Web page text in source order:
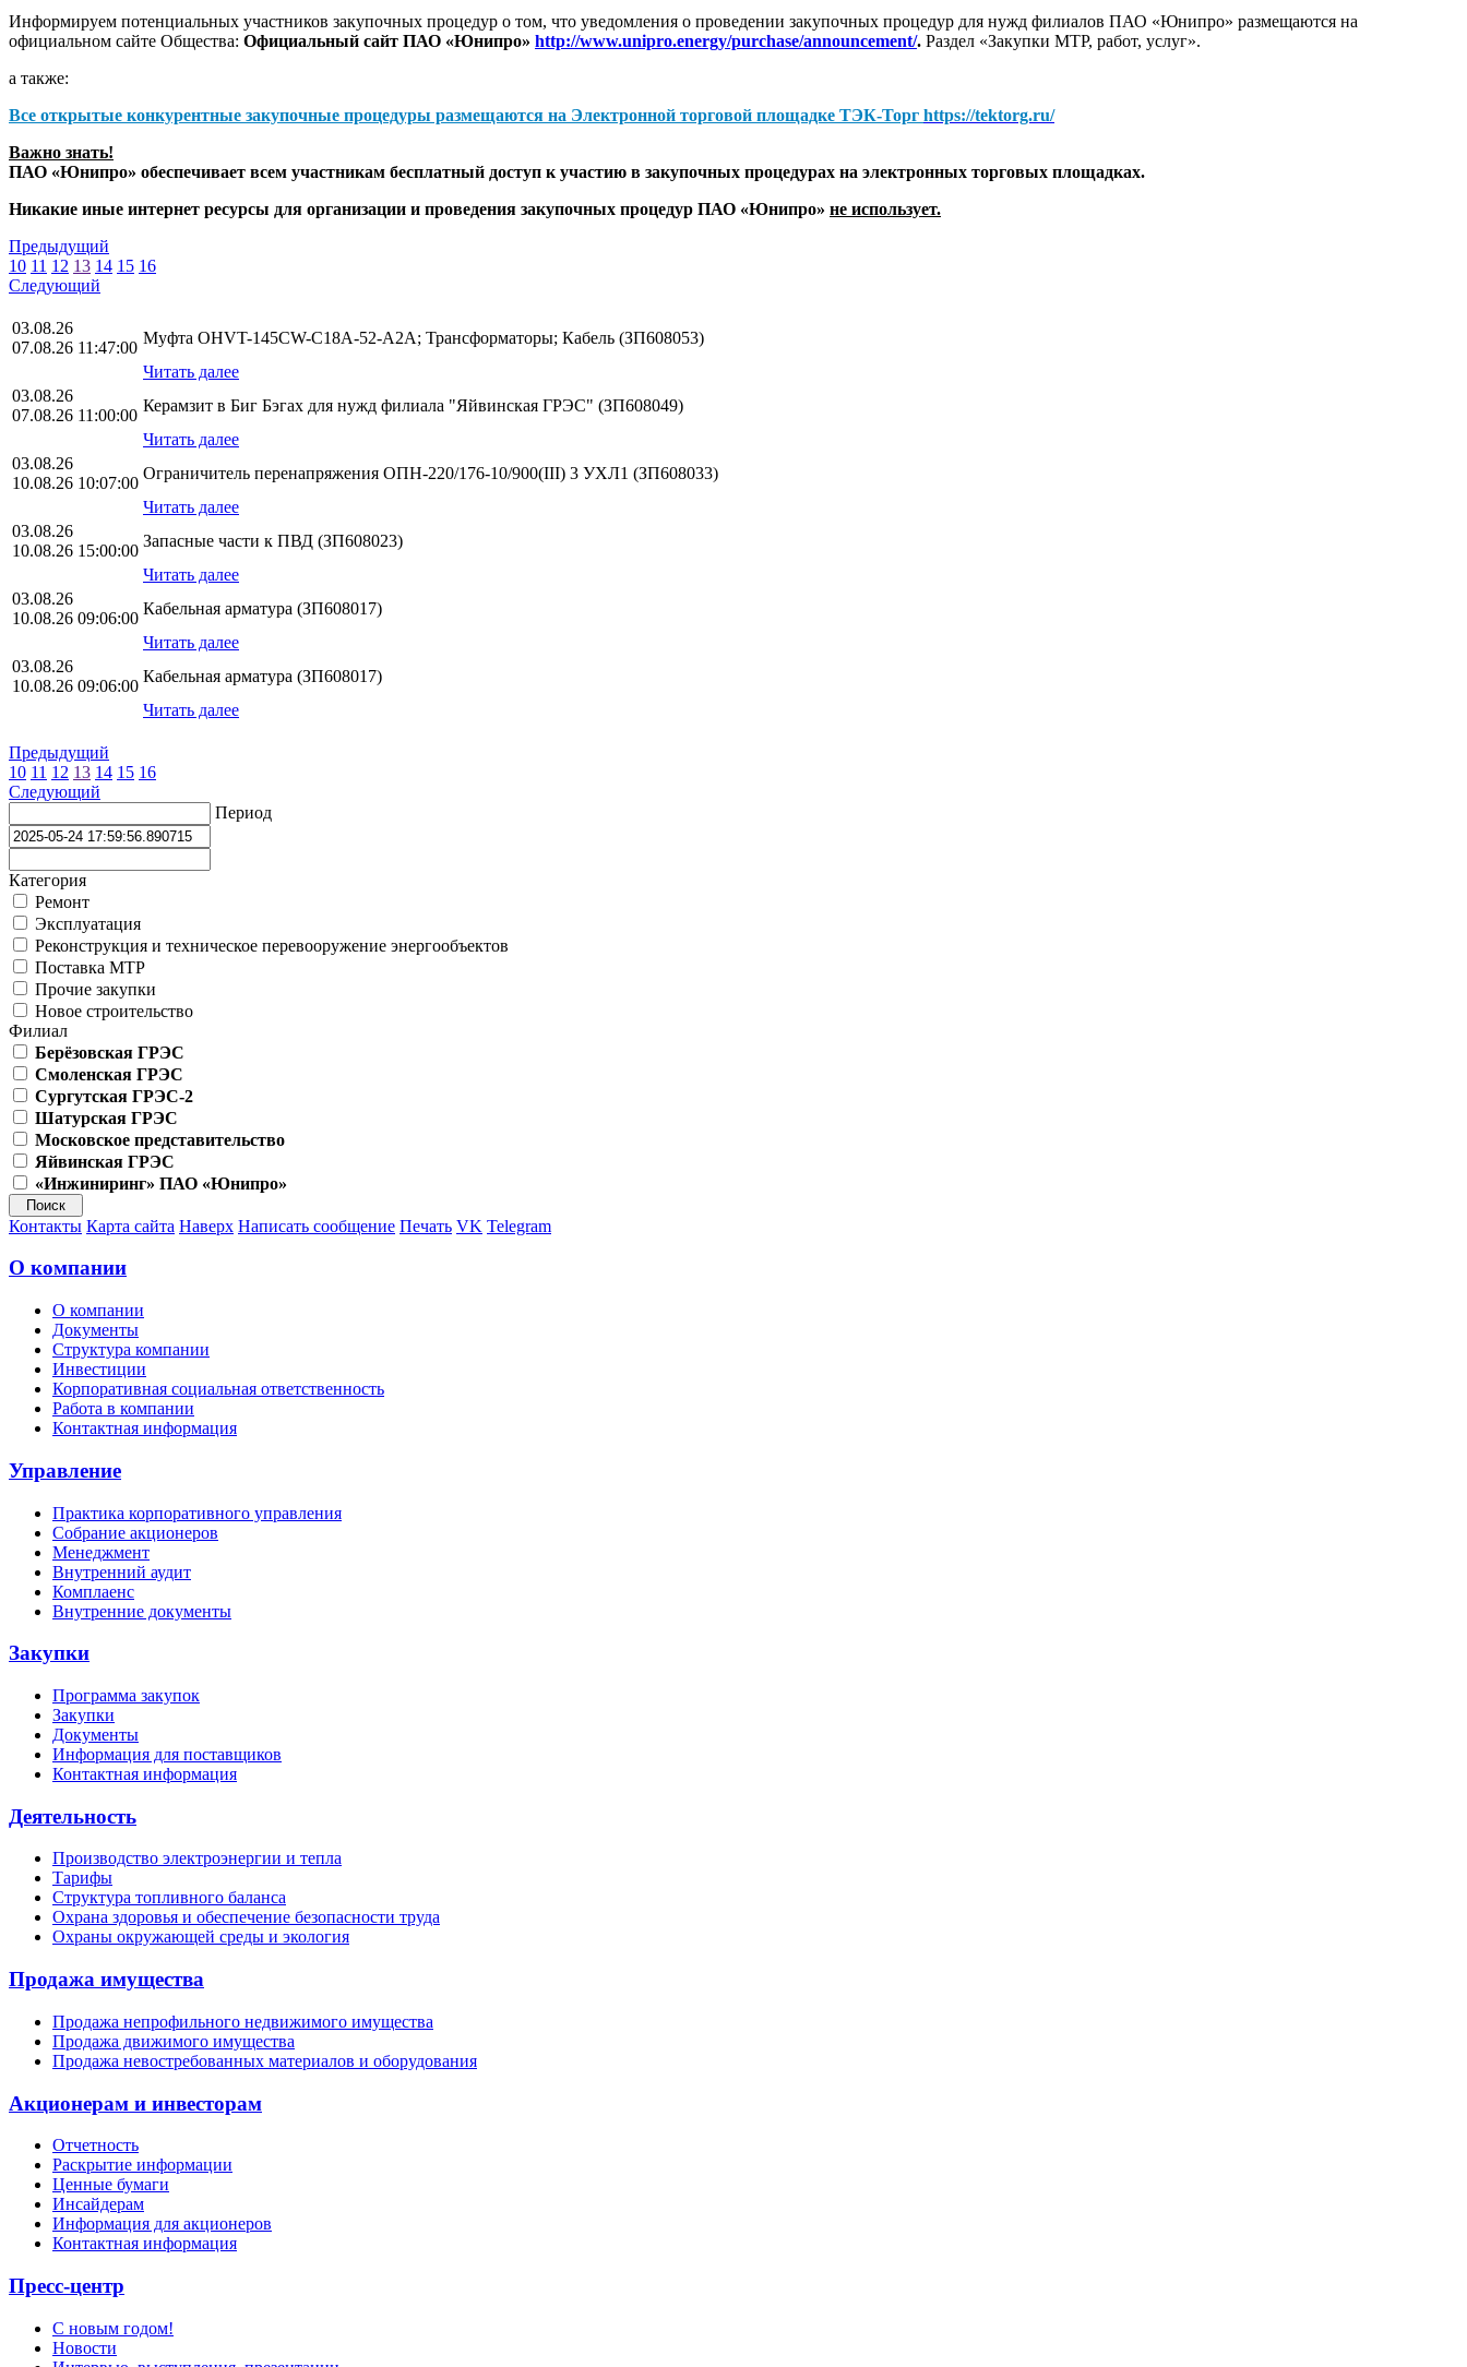
Информируем потенциальных участников закупочных процедур о том, что уведомления о проведении закупочных процедур для нужд филиалов ПАО «Юнипро» размещаются на
официальном сайте Общества: Официальный сайт ПАО «Юнипро» http://www.unipro.energy/purchase/announcement/. Раздел «Закупки МТР, работ, услуг».
а также:
Все открытые конкурентные закупочные процедуры размещаются на Электронной торговой площадке ТЭК-Торг https://tektorg.ru/
Важно знать!
ПАО «Юнипро» обеспечивает всем участникам бесплатный доступ к участию в закупочных процедурах на электронных торговых площадках.
Никакие иные интернет ресурсы для организации и проведения закупочных процедур ПАО «Юнипро» не использует.
Предыдущий
10 11 12 13 14 15 16
Следующий
03.08.26
07.08.26 11:47:00
Муфта OHVT-145CW-C18A-52-A2A; Трансформаторы; Кабель (ЗП608053)
Читать далее
03.08.26
07.08.26 11:00:00
Керамзит в Биг Бэгах для нужд филиала "Яйвинская ГРЭС" (ЗП608049)
Читать далее
03.08.26
10.08.26 10:07:00
Ограничитель перенапряжения ОПН-220/176-10/900(III) 3 УХЛ1 (ЗП608033)
Читать далее
03.08.26
10.08.26 15:00:00
Запасные части к ПВД (ЗП608023)
Читать далее
03.08.26
10.08.26 09:06:00
Кабельная арматура (ЗП608017)
Читать далее
03.08.26
10.08.26 09:06:00
Кабельная арматура (ЗП608017)
Читать далее
Предыдущий
10 11 12 13 14 15 16
Следующий
Период
Категория
Ремонт
Эксплуатация
Реконструкция и техническое перевооружение энергообъектов
Поставка МТР
Прочие закупки
Новое строительство
Филиал
Берёзовская ГРЭС
Смоленская ГРЭС
Сургутская ГРЭС-2
Шатурская ГРЭС
Московское представительство
Яйвинская ГРЭС
«Инжиниринг» ПАО «Юнипро»
Контакты Карта сайта Наверх Написать сообщение Печать VK Telegram
О компании
О компании
Документы
Структура компании
Инвестиции
Корпоративная социальная ответственность
Работа в компании
Контактная информация
Управление
Практика корпоративного управления
Собрание акционеров
Менеджмент
Внутренний аудит
Комплаенс
Внутренние документы
Закупки
Программа закупок
Закупки
Документы
Информация для поставщиков
Контактная информация
Деятельность
Производство электроэнергии и тепла
Тарифы
Структура топливного баланса
Охрана здоровья и обеспечение безопасности труда
Охраны окружающей среды и экология
Продажа имущества
Продажа непрофильного недвижимого имущества
Продажа движимого имущества
Продажа невостребованных материалов и оборудования
Акционерам и инвесторам
Отчетность
Раскрытие информации
Ценные бумаги
Инсайдерам
Информация для акционеров
Контактная информация
Пресс-центр
С новым годом!
Новости